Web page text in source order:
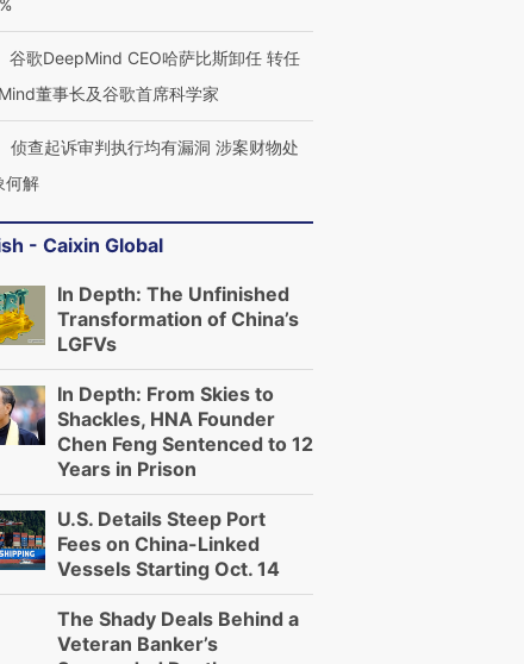
谷歌DeepMind CEO哈萨比斯卸任 转任
董事长及谷歌首席科学家
侦查起诉审判执行均有漏洞 涉案财物处
何解
- Caixin Global
In Depth: The Unfinished
Transformation of China’s
LGFVs
In Depth: From Skies to
Shackles, HNA Founder
Chen Feng Sentenced to 12
Years in Prison
U.S. Details Steep Port
Fees on China-Linked
Vessels Starting Oct. 14
The Shady Deals Behind a
Veteran Banker’s